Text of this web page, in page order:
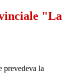
"La
prevedeva la